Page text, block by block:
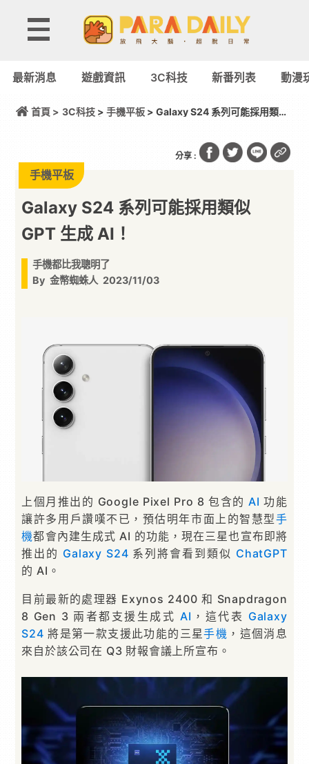
最新消息 遊戲資訊 3C科技 新番列表 動漫
首頁 > 3C科技> 手機平板> Galaxy S24 系列可能採用類似
分享 :
手機平板
Galaxy S24 系列可能採用類似
GPT 生成 AI！
手機都比我聰明了
By 金幣蜘蛛人 2023/11/03
上個月推出的 Google Pixel Pro 8 包含的 AI 功能
讓許多用戶讚嘆不已，預估明年市面上的智慧型手
機都會內建生成式 AI 的功能，現在三星也宣布即將
推出的 Galaxy S24 系列將會看到類似 ChatGPT
的 AI。
目前最新的處理器 Exynos 2400 和 Snapdragon
8 Gen 3 兩者都支援生成式 AI ，這代表 Galaxy
S24 將是第一款支援此功能的三星手機 ，這個消息
來自於該公司在 Q3 財報會議上所宣布。